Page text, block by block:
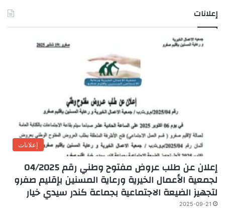
إعلانات
إعلانات
إعلان عن طلب عروض مفتوح وطني رقم 04/2025
لجمعية الأعمال الخيرية ورعاية المسنين بإقليم صفرو
لتجهيز الضيعة الاجتماعية بجماعة كندر سيدي خيار
2025-09-21